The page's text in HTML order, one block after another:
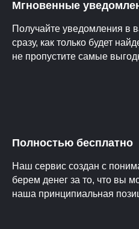
Мгновенные
Получайте уведомления в
сразу, как только будет
не пропустите самые
Полностью бесплатно
Наш сервис создан с
берем денег за то, что вы
наша принципиальная